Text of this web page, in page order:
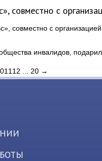
совместно c
общества инвалидов,
11 12 20 →